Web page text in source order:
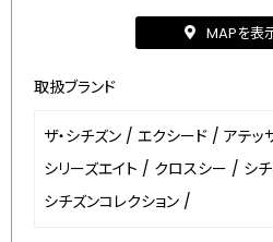
MAPを表
取扱ブランド
ザ・シチズン / エクシード / アテッ
シリーズエイト / クロスシー / シ
シチズンコレクション /